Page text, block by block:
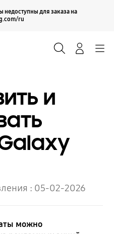
недоступны для заказа на
ru
Продолжить
и
: 05-02-2026
можно